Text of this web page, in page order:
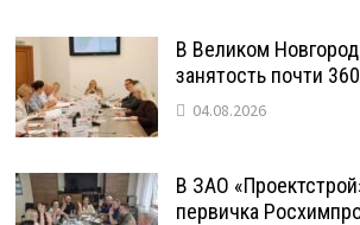
В Великом
занятость почти
04.08.2026
В ЗАО
первичка